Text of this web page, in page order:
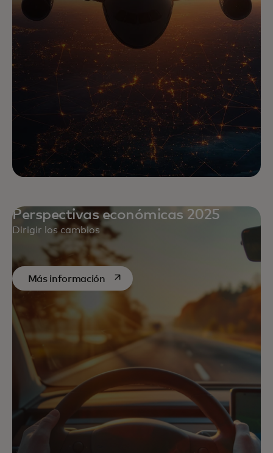
Perspectivas económicas 2025
Dirigir los cambios
Más informaciónse abre en una pestaña nueva